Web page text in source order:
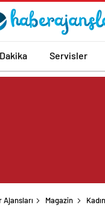
Servisler
Ajansları Magazin